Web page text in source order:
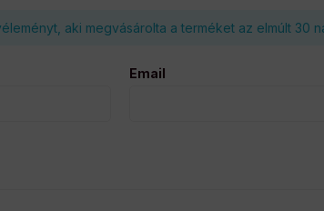
aki megvásárolta a terméket az elmúlt 30
Email